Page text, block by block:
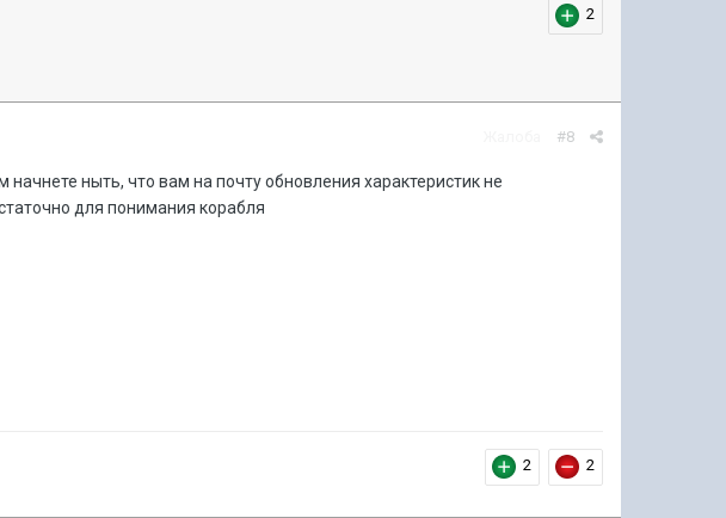
2
#8
ныть, что вам на почту обновления характеристик не
для понимания корабля
2 2